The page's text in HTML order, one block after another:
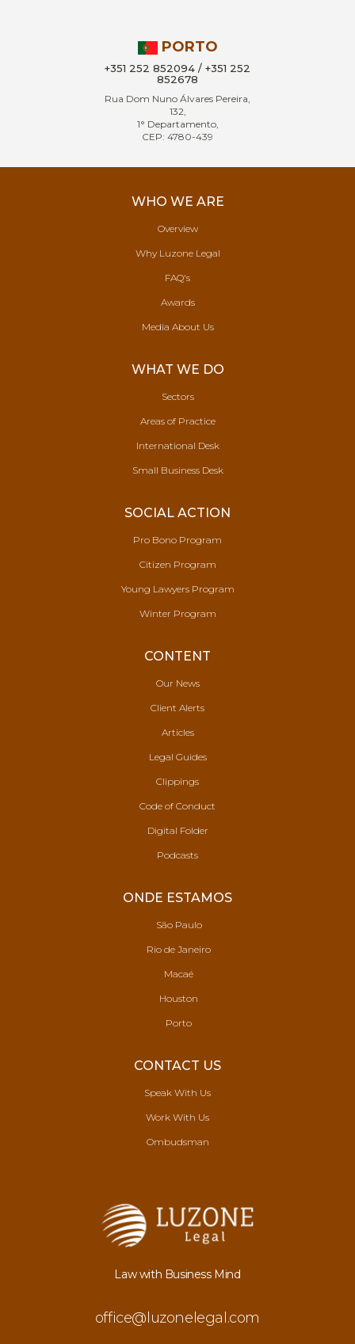
PORTO
+351 252 852094 / +351 252
852678
Rua Dom Nuno Álvares Pereira,
132,
1° Departamento,
CEP: 4780-439
WHO WE ARE
Overview
Why Luzone Legal
FAQ's
Awards
Media About Us
WHAT WE DO
Sectors
Areas of Practice
International Desk
Small Business Desk
SOCIAL ACTION
Pro Bono Program
Citizen Program
Young Lawyers Program
Winter Program
CONTENT
Our News
Client Alerts
Articles
Legal Guides
Clippings
Code of Conduct
Digital Folder
Podcasts
ONDE ESTAMOS
São Paulo
Rio de Janeiro
Macaé
Houston
Porto
CONTACT US
Speak With Us
Work With Us
Ombudsman
Law with Business Mind
office@luzonelegal.com